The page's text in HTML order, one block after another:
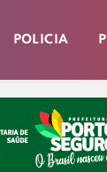
POLICIA